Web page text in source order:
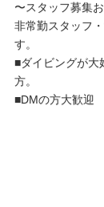
〜スタッフ募集
非常勤スタッフ
す。
■ダイビングが大
方。
■DMの方大歓迎